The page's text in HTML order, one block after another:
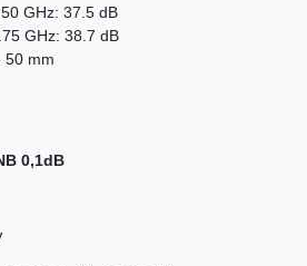
GHz: 37.5 dB
GHz: 38.7 dB
50 mm
0,1dB